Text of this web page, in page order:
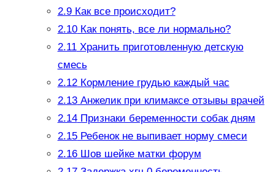
2.9Как все происходит?
2.10Как понять, все ли нормально?
2.11Хранить приготовленную детскую
смесь
2.12Кормление грудью каждый час
2.13Анжелик при климаксе отзывы врачей
2.14Признаки беременности собак дням
2.15Ребенок не выпивает норму смеси
2.16Шов шейке матки форум